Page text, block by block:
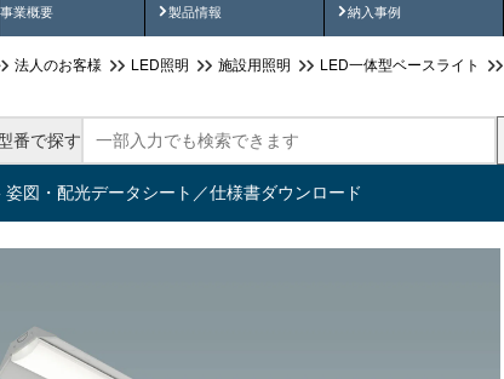
事業概要 製品情報
製品動画 納入事例
納入事例動画
法人のお客様 LED照明 施設用照明 LED一体型ベースライト
番で探す
図・配光データシート／仕様書ダウンロード